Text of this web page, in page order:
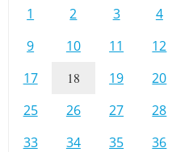
1 2 3 4
9
10 11 12
17
18 19 20
25
26 27 28
33
34 35 36